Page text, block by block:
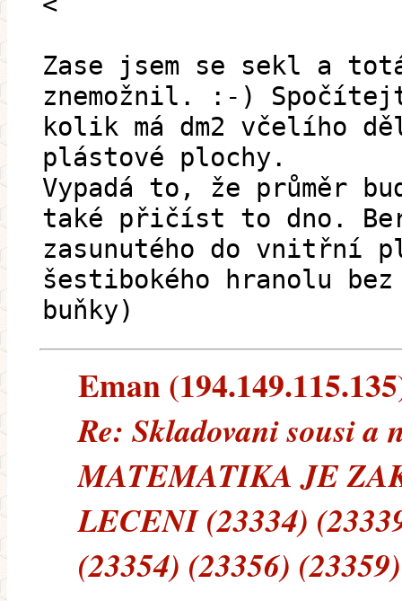
Zase jsem se sekl a
znemožnil. :-)
kolik má dm2 včelího
plástové plochy.
Vypadá to, že průměr
také přičíst to dno.
zasunutého do vnitřní
šestibokého hranolu
buňky)
Eman
Re: Skladovani sousi a
MATEMATIKA JE
LECENI (23334)
(23354) (23356)